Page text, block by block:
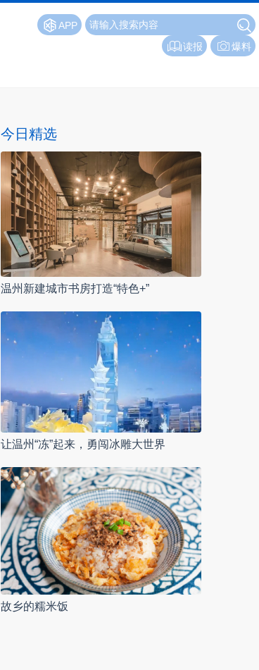
APP
爆料
读报
今日精选
温州新建城市书房打造“特色+”
让温州“冻”起来，勇闯冰雕大世界
故乡的糯米饭